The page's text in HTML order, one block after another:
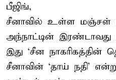
பீஜிங்,
சீனாவில் உள்ள மஞ்சள்
அந்நாட்டின் இரண்டாவது
இது ‘சீன நாகரிகத்தின்
சீனாவின் ‘தாய் நதி’